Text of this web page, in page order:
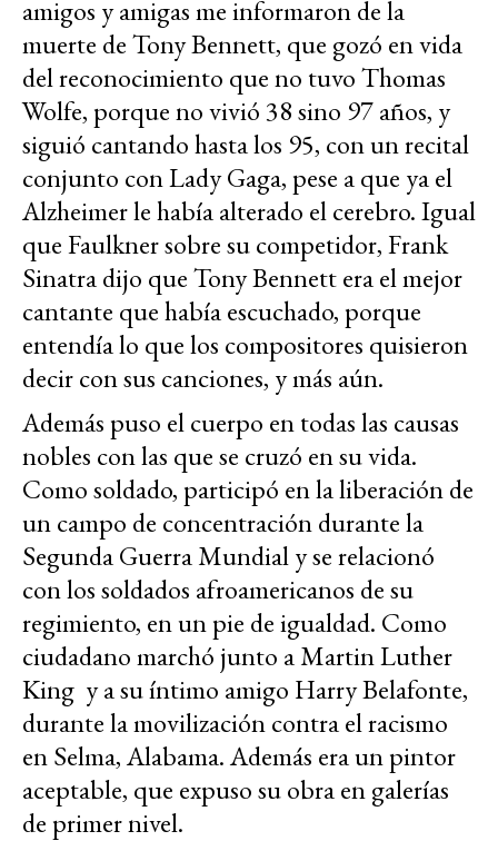
amigos y amigas me informaron de la
muerte de Tony Bennett, que gozó en vida
del reconocimiento que no tuvo Thomas
Wolfe, porque no vivió 38 sino 97 años, y
siguió cantando hasta los 95, con un recital
conjunto con Lady Gaga, pese a que ya el
Alzheimer le había alterado el cerebro. Igual
que Faulkner sobre su competidor, Frank
Sinatra dijo que Tony Bennett era el mejor
cantante que había escuchado, porque
entendía lo que los compositores quisieron
decir con sus canciones, y más aún.
Además puso el cuerpo en todas las causas
nobles con las que se cruzó en su vida.
Como soldado, participó en la liberación de
un campo de concentración durante la
Segunda Guerra Mundial y se relacionó
con los soldados afroamericanos de su
regimiento, en un pie de igualdad. Como
ciudadano marchó junto a Martin Luther
King y a su íntimo amigo Harry Belafonte,
durante la movilización contra el racismo
en Selma, Alabama. Además era un pintor
aceptable, que expuso su obra en galerías
de primer nivel.